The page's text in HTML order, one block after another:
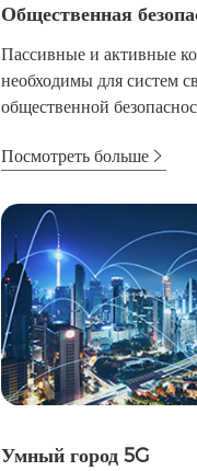
Общественная
Пассивные и активные
необходимы для систем
общественной
Посмотреть больше
Умный город 5G